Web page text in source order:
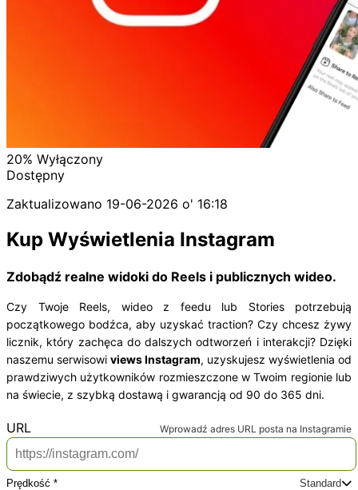
20% Wyłączony
Dostępny
Zaktualizowano 19-06-2026 o' 16:18
Kup Wyświetlenia Instagram
Zdobądź realne widoki do Reels i publicznych wideo.
Czy Twoje Reels, wideo z feedu lub Stories potrzebują
początkowego bodźca, aby uzyskać traction? Czy chcesz żywy
licznik, który zachęca do dalszych odtworzeń i interakcji? Dzięki
naszemu serwisowi views Instagram, uzyskujesz wyświetlenia od
prawdziwych użytkowników rozmieszczone w Twoim regionie lub
na świecie, z szybką dostawą i gwarancją od 90 do 365 dni.
URL Wprowadź adres URL posta na Instagramie
Prędkość *
Standard